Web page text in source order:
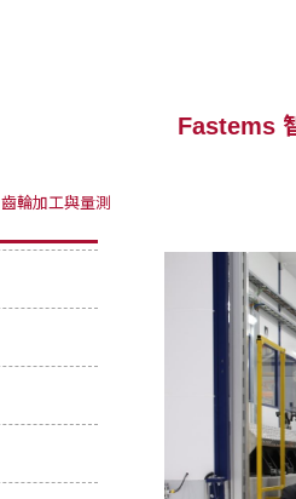
Fastems
齒輪加工與量測